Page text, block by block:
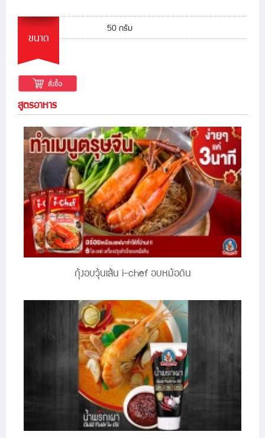
ขนาด
50 กรัม
สูตรอาหาร
กุ้งอบวุ้นเส้น i-chef อบหม้อดิน